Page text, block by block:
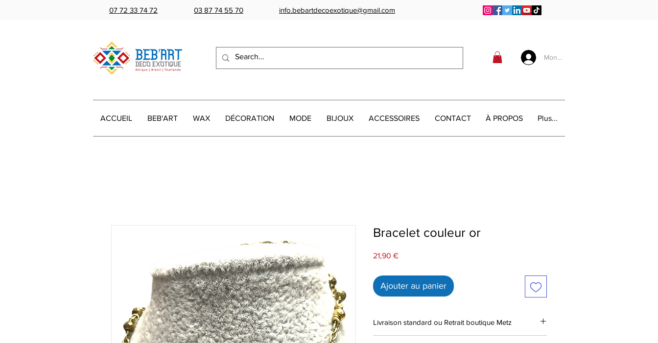
07 72 33 74 72 03 87 74 55 70 info.bebartdecoexotique@gmail.com
Mon compte
ACCUEIL BEB'ART WAX DÉCORATION MODE BIJOUX ACCESSOIRES CONTACT À PROPOS Plus...
Bracelet couleur or
21,90 €Prix
Ajouter au panier
Livraison standard ou Retrait boutique Metz